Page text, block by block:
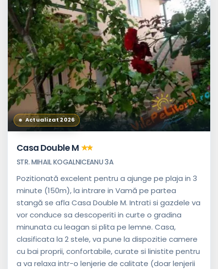
Actualizat 2026
Casa Double M
STR. MIHAIL KOGALNICEANU 3A
Pozitionată excelent pentru a ajunge pe plaja in 3
minute (150m), la intrare in Vamă pe partea
stangă se afla Casa Double M. Intrati si gazdele va
vor conduce sa descoperiti in curte o gradina
minunata cu leagan si plita pe lemne. Casa,
clasificata la 2 stele, va pune la dispozitie camere
cu bai proprii, confortabile, curate si linistite pentru
a va relaxa intr-o lenjerie de calitate (doar lenjerii